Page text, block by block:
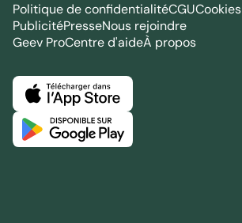
Politique de confidentialitéCGUCookies
PublicitéPresseNous rejoindre
Geev ProCentre d'aideÀ propos